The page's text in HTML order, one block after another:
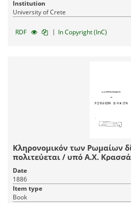
Institution
University of Crete
RDF | In Copyright (InC)
Κληρονομικόν των Ρωμαίων
πολιτεύεται / υπό Α.Χ.
Date
1886
Item type
Book